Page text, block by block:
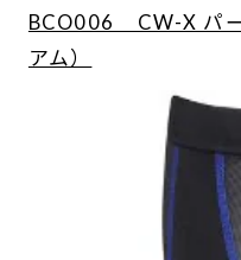
BCO006 CW-X パ
アム）